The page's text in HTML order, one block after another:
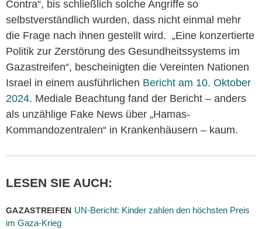
Contra“, bis schließlich solche Angriffe so
selbstverständlich wurden, dass nicht einmal mehr
die Frage nach ihnen gestellt wird. „Eine konzertierte
Politik zur Zerstörung des Gesundheitssystems im
Gazastreifen“, bescheinigten die Vereinten Nationen
Israel in einem ausführlichen Bericht am 10. Oktober
2024. Mediale Beachtung fand der Bericht – anders
als unzählige Fake News über „Hamas-
Kommandozentralen“ in Krankenhäusern – kaum.
LESEN SIE AUCH:
GAZASTREIFEN UN-Bericht: Kinder zahlen den höchsten Preis
im Gaza-Krieg